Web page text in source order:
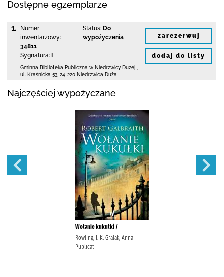
Dostępne egzemplarze
1.
Numer
inwentarzowy:
34811
Sygnatura:
Status: Do
wypożyczenia
Gminna Biblioteka Publiczna w Niedrzwicy Dużej
ul. Kraśnicka 53 24-220 Niedrzwica Duża
zarezerwuj
dodaj do listy
Najczęściej wypożyczane
Wołanie kukułki /
Rowling, J. K. Gralak, Anna
Publicat